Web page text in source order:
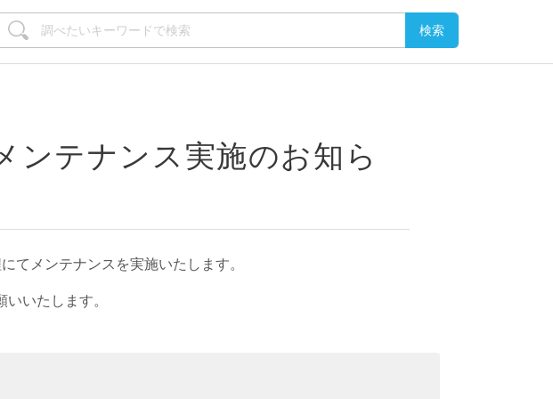
ンテナンス実施のお知ら
てメンテナンスを実施いたします。
いたします。